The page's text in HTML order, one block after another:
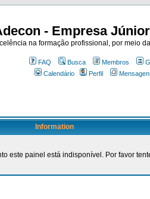
- Empresa
na formação profissional, por meio
FAQ Busca Membros
Calendário
Perfil
Information
este painel está indisponível. Por favor